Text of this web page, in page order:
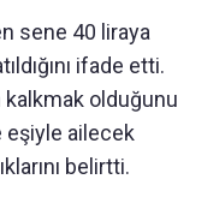
sene 40 liraya
ifade etti.
olduğunu
eşiyle ailecek
belirtti.